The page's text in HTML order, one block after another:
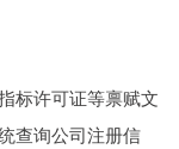
标许可证等禀赋文
查询公司注册信